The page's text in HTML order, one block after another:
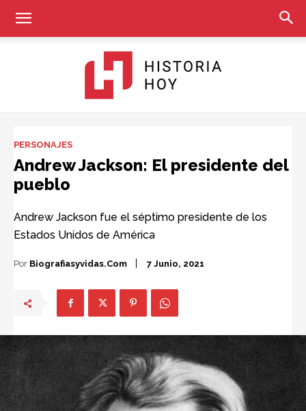
PERSONAJES
Andrew Jackson: El presidente del
pueblo
Andrew Jackson fue el séptimo presidente de los
Estados Unidos de América
Por Biografiasyvidas.com 7 Junio, 2021